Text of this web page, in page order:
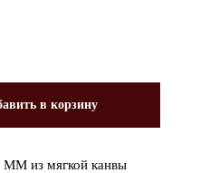
в корзину
из мягкой канвы